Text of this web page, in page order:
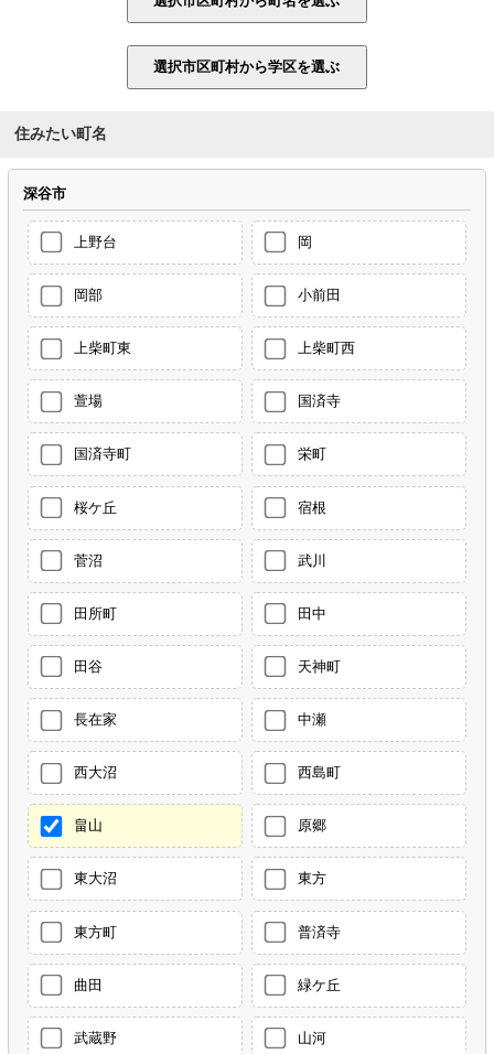
住みたい町名
深谷市
上野台 岡
岡部 小前田
上柴町東 上柴町西
萱場 国済寺
国済寺町 栄町
桜ケ丘 宿根
菅沼 武川
田所町 田中
田谷 天神町
長在家 中瀬
西大沼 西島町
畠山 原郷
東大沼 東方
東方町 普済寺
曲田 緑ケ丘
武蔵野 山河